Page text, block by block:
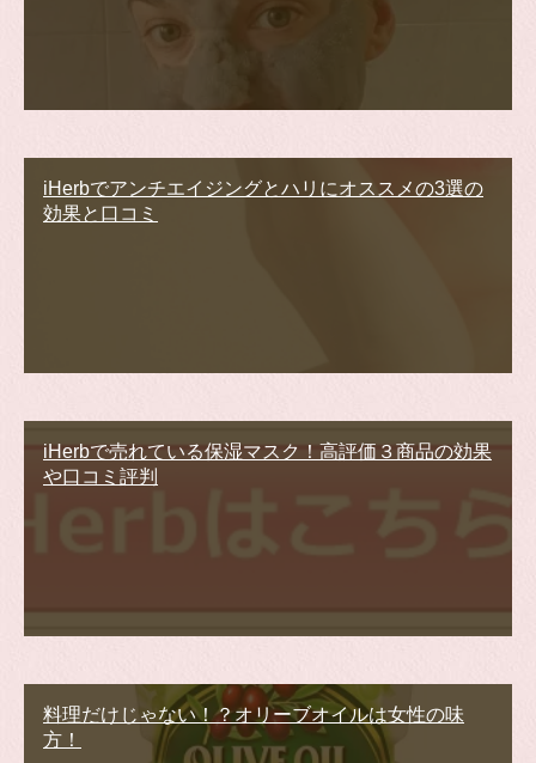
iHerbでアンチエイジングとハリにオススメの3選の
効果と口コミ
iHerbで売れている保湿マスク！高評価３商品の効果
や口コミ評判
料理だけじゃない！？オリーブオイルは女性の味
方！